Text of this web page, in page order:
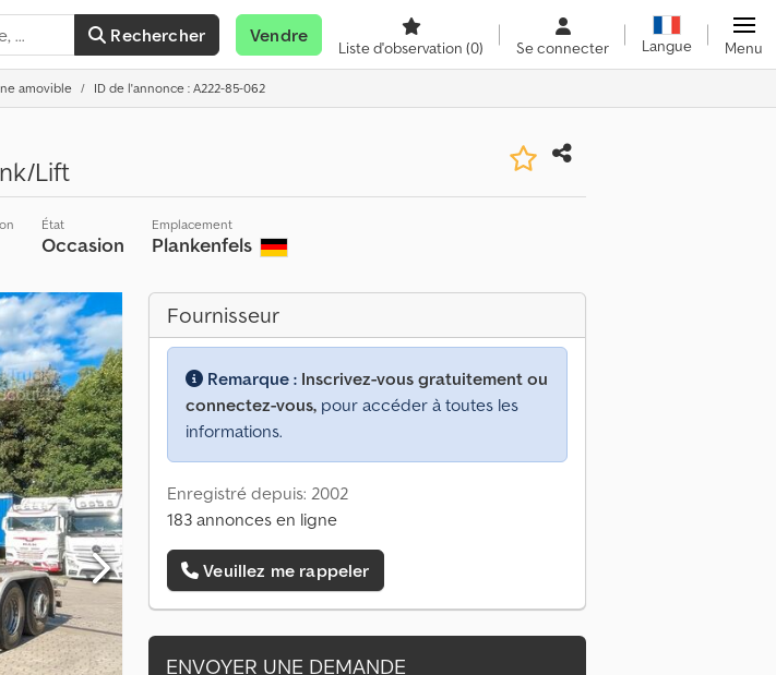
Rechercher Vendre
Liste d'observation (0) Se connecter Langue Menu
amovible ID de l'annonce : A222-85-062
Lift
État
Occasion
Emplacement
Plankenfels
Fournisseur
Remarque : Inscrivez-vous gratuitement ou
connectez-vous, pour accéder à toutes les
informations.
Enregistré depuis: 2002
183 annonces en ligne
Veuillez me rappeler
ENVOYER UNE DEMANDE